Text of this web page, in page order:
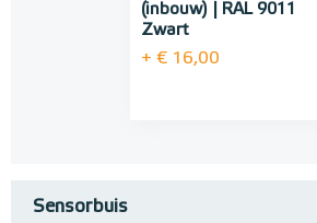
(inbouw) | RAL 9011
Zwart
+ € 16,00
Sensorbuis